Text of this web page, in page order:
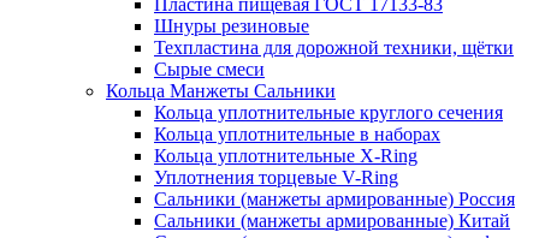
Пластина пищевая ГОСТ 17133-83
Шнуры резиновые
Техпластина для дорожной техники, щётки
Сырые смеси
Кольца Манжеты Сальники
Кольца уплотнительные круглого сечения
Кольца уплотнительные в наборах
Кольца уплотнительные Х-Ring
Уплотнения торцевые V-Ring
Сальники (манжеты армированные) Россия
Сальники (манжеты армированные) Китай